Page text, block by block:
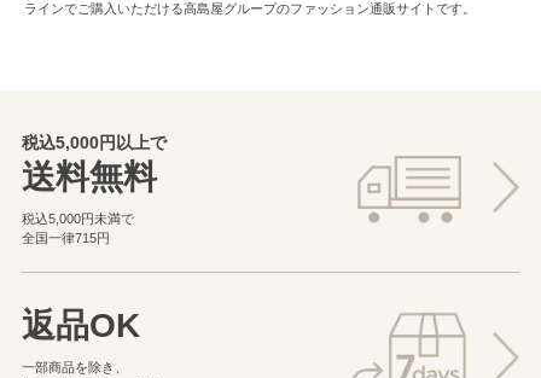
ラインでご購入いただける高島屋グループのファッション通販サイトです。
税込5,000円以上で
送料無料
税込5,000円未満で
全国一律715円
返品OK
一部商品を除き、